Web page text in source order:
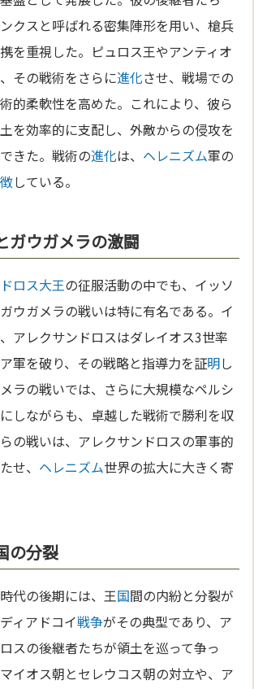
クスと呼ばれる密集陣形を用い、槍兵
を重視した。ピュロス王やアンティオ
その戦術をさらに進化させ、戦場での
的柔軟性を高めた。これにより、彼ら
を効率的に支配し、外敵からの侵攻を
きた。戦術の進化は、 ヘレニズム軍の
している。
ガウガメラの激闘
ロス大王の征服活動の中でも、イッソ
ウガメラの戦いは特に有名である。イ
アレクサンドロスはダレイオス3世率
軍を破り、その戦略と指導力を証明し
ラの戦いでは、さらに大規模なペルシ
しながらも、卓越した戦術で勝利を収
の戦いは、アレクサンドロスの軍事的
せ、 ヘレニズム世界の拡大に大きく寄
の分裂
時代の後期には、王国間の内紛と分裂が
ィアドコイ戦争がその典型であり、ア
スの後継者たちが領土を巡って争っ
イオス朝とセレウコス朝の対立や、ア